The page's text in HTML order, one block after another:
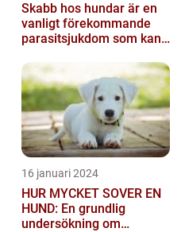
Skabb hos hundar är en
vanligt förekommande
parasitsjukdom som kan
och smittsa...
16 januari 2024
HUR MYCKET SOVER EN
HUND: En grundlig
undersökning om